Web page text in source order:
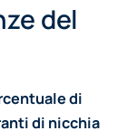
del
di
di nicchia